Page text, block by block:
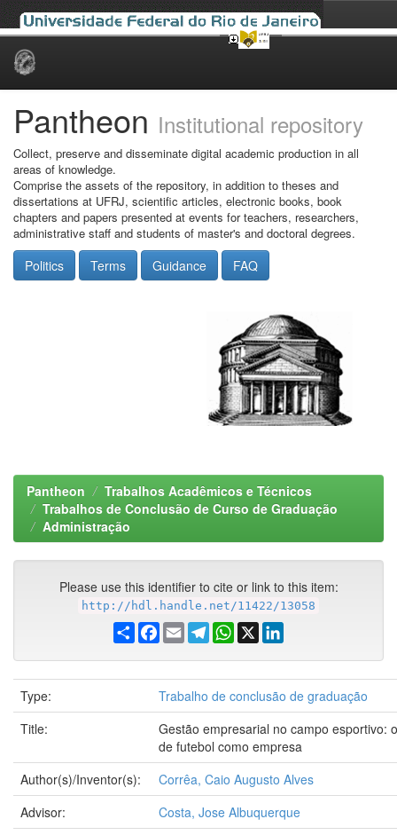
Skip
Pantheon Institutional repository
Collect, preserve and disseminate digital academic production in all
areas of knowledge.
Comprise the assets of the repository, in addition to theses and
dissertations at UFRJ, scientific articles, electronic books, book
chapters and papers presented at events for teachers, researchers,
administrative staff and students of master's and doctoral degrees.
Politics Terms Guidance FAQ
Pantheon
Trabalhos Acadêmicos e Técnicos
Trabalhos de Conclusão de Curso de Graduação
Administração
Please use this identifier to cite or link to this item:
http://hdl.handle.net/11422/13058
ShareFacebook
EmailTelegramWhatsApp
X
Type:
Trabalho de conclusão de graduação
Title:
Gestão empresarial no campo esportivo:
de futebol como empresa
Author(s)/Inventor(s):
Corrêa, Caio Augusto Alves
Advisor:
Costa, Jose Albuquerque